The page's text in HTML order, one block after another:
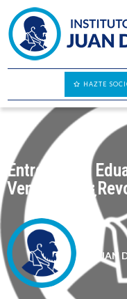
HAZTE
Entrevista a
Venezuela:
JUAN